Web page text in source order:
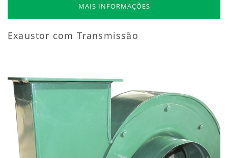
MAIS INFORMAÇÕES
Exaustor com Transmissão